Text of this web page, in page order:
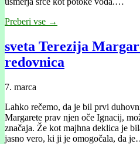
Preberi vse →
sveta Terezija
redovnica
7. marca
Lahko rečemo, da je bil prvi
Margarete prav njen oče Ignacij,
značaja. Že kot majhna deklica je
jasno vero, ki ji je omogočala, da